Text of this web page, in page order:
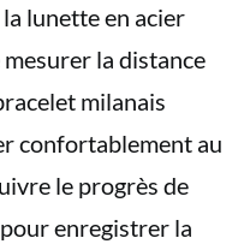
lunette en acier
la distance
milanais
confortablement au
le progrès de
enregistrer la